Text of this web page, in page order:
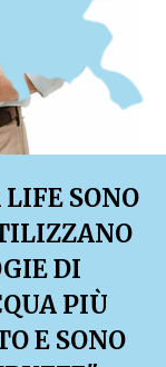
SONO
DI
PIÙ
E SONO